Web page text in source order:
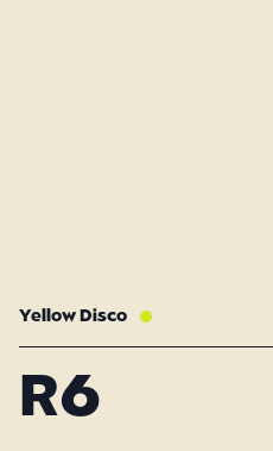
Yellow Disco
R6